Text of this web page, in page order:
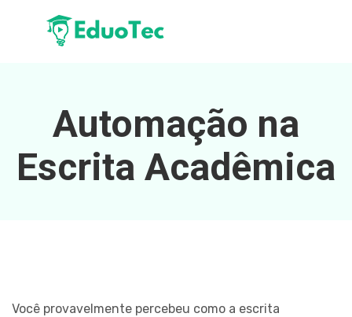
Automação na
Escrita Acadêmica
Você provavelmente percebeu como a escrita